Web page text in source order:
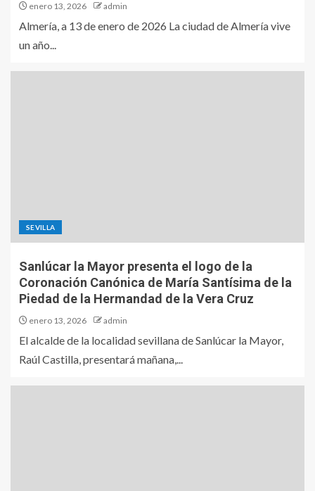
enero 13, 2026 admin
Almería, a 13 de enero de 2026 La ciudad de Almería vive
un año...
SEVILLA
Sanlúcar la Mayor presenta el logo de la
Coronación Canónica de María Santísima de la
Piedad de la Hermandad de la Vera Cruz
enero 13, 2026 admin
El alcalde de la localidad sevillana de Sanlúcar la Mayor,
Raúl Castilla, presentará mañana,...